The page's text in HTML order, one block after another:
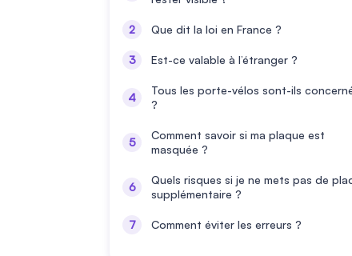
Que dit la loi en France ?
Est-ce valable à l’étranger ?
Tous les porte-vélos sont-ils
?
Comment savoir si ma plaque est
masquée ?
Quels risques si je ne mets pas de
supplémentaire ?
Comment éviter les erreurs ?